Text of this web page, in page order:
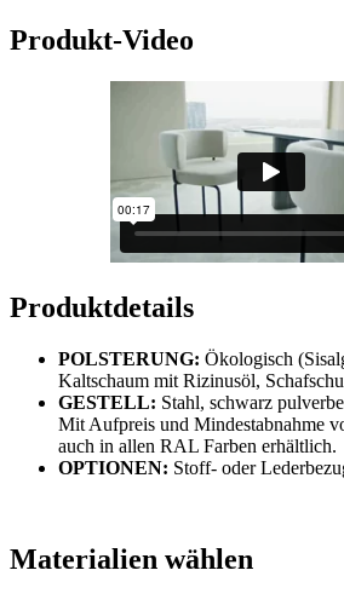
Produkt-Video
Produktdetails
POLSTERUNG: Ökologisch
Kaltschaum mit Rizinusöl,
GESTELL: Stahl, schwarz
Mit Aufpreis und Mindestabnahme
auch in allen RAL Farben erhältlich.
OPTIONEN: Stoff- oder
Materialien wählen